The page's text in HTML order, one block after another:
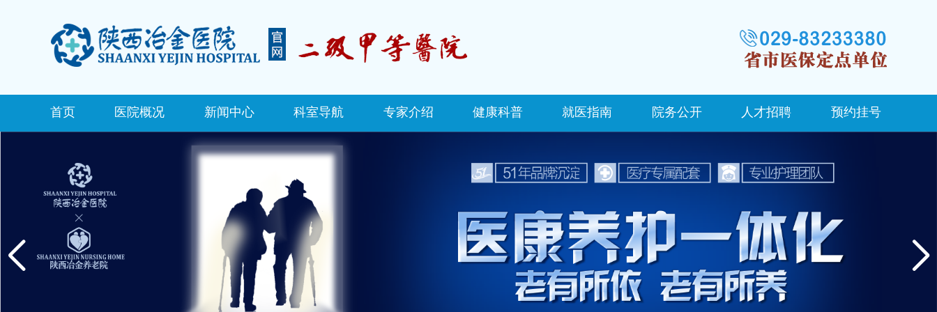
首页 医院概况 新闻中心 科室导航 专家介绍 健康科普 就医指南 院务公开 人才招聘 预约挂号